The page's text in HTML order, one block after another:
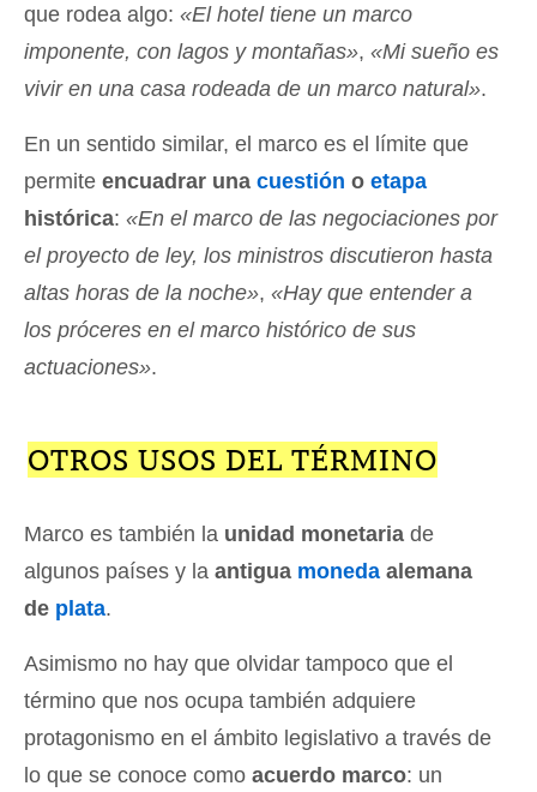
que rodea algo: «El hotel tiene un marco
imponente, con lagos y montañas», «Mi sueño es
vivir en una casa rodeada de un marco natural».
En un sentido similar, el marco es el límite que
permite encuadrar una cuestión o etapa
histórica: «En el marco de las negociaciones por
el proyecto de ley, los ministros discutieron hasta
altas horas de la noche», «Hay que entender a
los próceres en el marco histórico de sus
actuaciones».
OTROS USOS DEL TÉRMINO
Marco es también la unidad monetaria de
algunos países y la antigua moneda alemana
de plata.
Asimismo no hay que olvidar tampoco que el
término que nos ocupa también adquiere
protagonismo en el ámbito legislativo a través de
lo que se conoce como acuerdo marco: un